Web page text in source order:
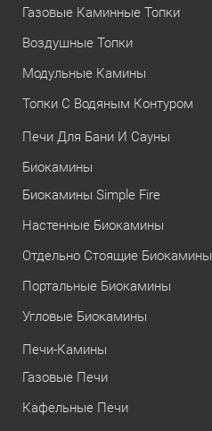
Газовые Каминные Топки
Воздушные Топки
Модульные Камины
Топки С Водяным Контуром
Печи Для Бани И Сауны
Биокамины
Биокамины Simple Fire
Настенные Биокамины
Отдельно Стоящие Биокамины
Портальные Биокамины
Угловые Биокамины
Печи-Камины
Газовые Печи
Кафельные Печи